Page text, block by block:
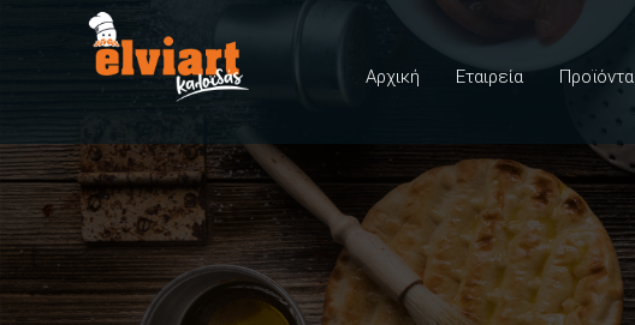
Αρχική Εταιρεία Προϊόντα